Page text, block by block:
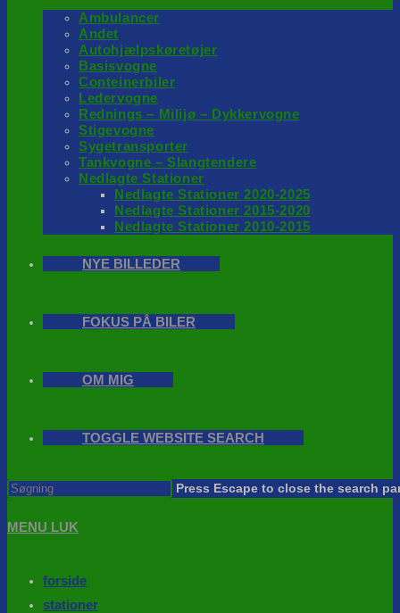
Ambulancer
Andet
Autohjælpskøretøjer
Basisvogne
Conteinerbiler
Ledervogne
Rednings – Milijø – Dykkervogne
Stigevogne
Sygetransporter
Tankvogne – Slangtendere
Nedlagte Stationer
Nedlagte Stationer 2020-2025
Nedlagte Stationer 2015-2020
Nedlagte Stationer 2010-2015
NYE BILLEDER
FOKUS PÅ BILER
OM MIG
TOGGLE WEBSITE SEARCH
Press Escape to close the search
MENU LUK
forside
stationer